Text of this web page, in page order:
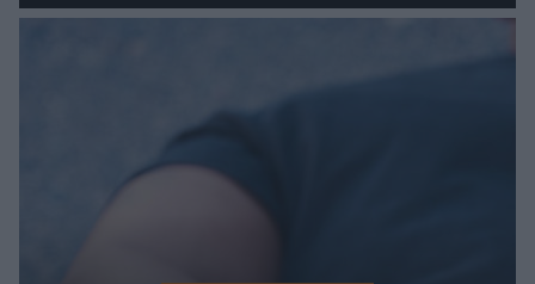
od lat mity na ich temat